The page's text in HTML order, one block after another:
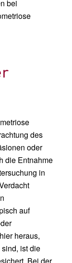
bei
des
oder
die Entnahme
in
auf
heraus,
ist die